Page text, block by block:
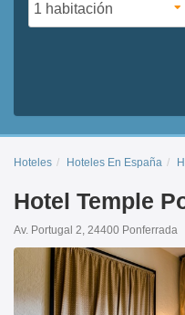
Hoteles Hoteles En España
Hotel Temple
Av. Portugal 2, 24400 Ponferrada